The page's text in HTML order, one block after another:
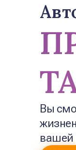
Вы
вашей